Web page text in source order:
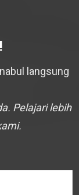
langsung
Pelajari lebih